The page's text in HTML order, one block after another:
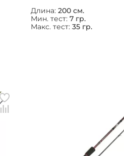
Длина: 200 см.
Мин. тест: 7 гр.
Макс. тест: 35 гр.